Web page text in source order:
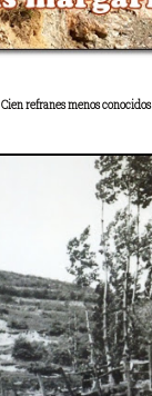
Cien refranes menos conocidos